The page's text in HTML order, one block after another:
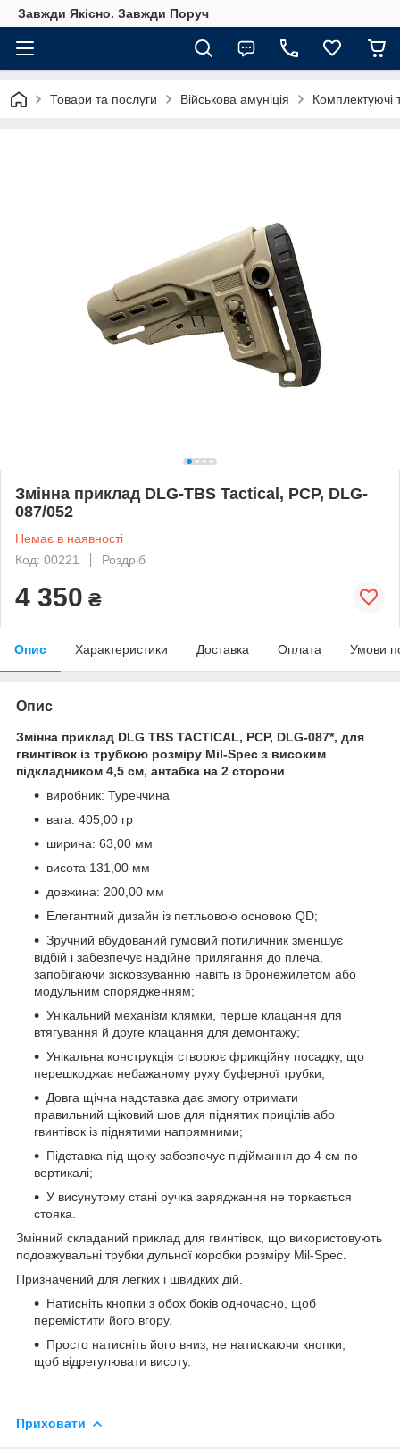
Завжди Якісно. Завжди Поруч
Товари та послуги Військова амуніція Комплектуючі
Змінна приклад DLG-TBS Tactical, PCP, DLG-
087/052
Немає в наявності
Код: 00221
Роздріб
4 350 ₴
Опис Характеристики Доставка Оплата Умови
Опис
Змінна приклад DLG TBS TACTICAL, PCP, DLG-087*, для
гвинтівок із трубкою розміру Mil-Spec з високим
підкладником 4,5 см, антабка на 2 сторони
виробник: Туреччина
вага: 405,00 гр
ширина: 63,00 мм
висота 131,00 мм
довжина: 200,00 мм
Елегантний дизайн із петльовою основою QD;
Зручний вбудований гумовий потиличник зменшує
відбій і забезпечує надійне прилягання до плеча,
запобігаючи зісковзуванню навіть із бронежилетом або
модульним спорядженням;
Унікальний механізм клямки, перше клацання для
втягування й друге клацання для демонтажу;
Унікальна конструкція створює фрикційну посадку, що
перешкоджає небажаному руху буферної трубки;
Довга щічна надставка дає змогу отримати
правильний щіковий шов для піднятих прицілів або
гвинтівок із піднятими напрямними;
Підставка під щоку забезпечує підіймання до 4 см по
вертикалі;
У висунутому стані ручка заряджання не торкається
стояка.
Змінний складаний приклад для гвинтівок, що використовують
подовжувальні трубки дульної коробки розміру Mil-Spec.
Призначений для легких і швидких дій.
Натисніть кнопки з обох боків одночасно, щоб
перемістити його вгору.
Просто натисніть його вниз, не натискаючи кнопки,
щоб відрегулювати висоту.
Приховати